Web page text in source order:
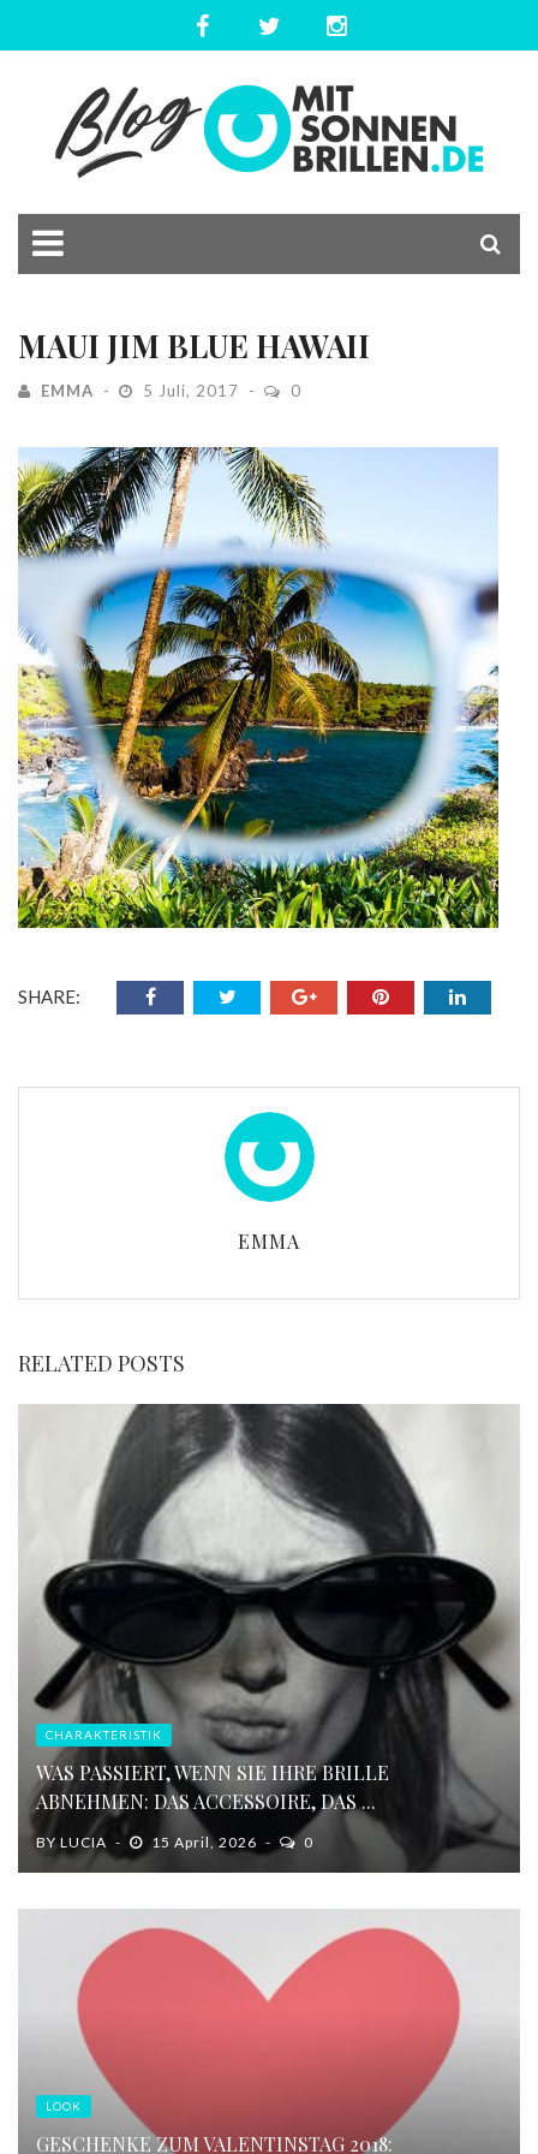
MAUI JIM BLUE HAWAII
EMMA 5 Juli, 2017 0
SHARE:
EMMA
RELATED POSTS
CHARAKTERISTIK
WAS PASSIERT, WENN SIE IHRE BRILLE
ABNEHMEN: DAS ACCESSOIRE, DAS ...
BYLUCIA 15 April, 2026 0
LOOK
GESCHENKE ZUM VALENTINSTAG 2018: